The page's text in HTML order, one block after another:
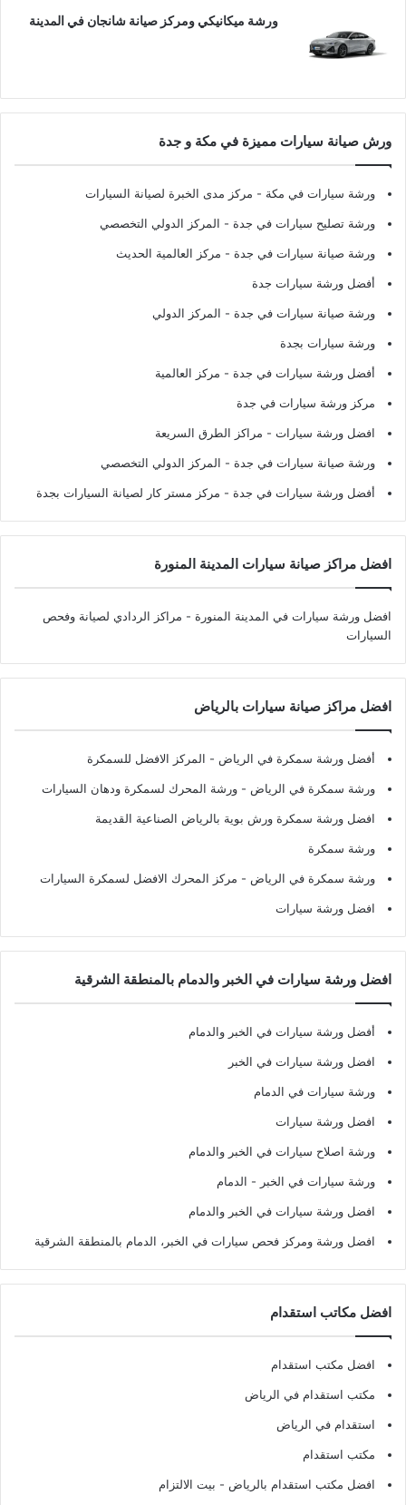
ورشة ميكانيكي ومركز صيانة شانجان في المدينة
ورش صيانة سيارات مميزة في مكة و جدة
ورشة سيارات في مكة - مركز مدى الخبرة لصيانة السيارات
ورشة تصليح سيارات في جدة - المركز الدولي التخصصي
ورشة صيانة سيارات في جدة - مركز العالمية الحديث
أفضل ورشة سيارات جدة
ورشة صيانة سيارات في جدة - المركز الدولي
ورشة سيارات بجدة
أفضل ورشة سيارات في جدة - مركز العالمية
مركز ورشة سيارات في جدة
افضل ورشة سيارات - مراكز الطرق السريعة
ورشة صيانة سيارات في جدة - المركز الدولي التخصصي
أفضل ورشة سيارات في جدة - مركز مستر كار لصيانة السيارات بجدة
افضل مراكز صيانة سيارات المدينة المنورة
افضل ورشة سيارات في المدينة المنورة - مراكز الردادي لصيانة وفحص
السيارات
افضل مراكز صيانة سيارات بالرياض
أفضل ورشة سمكرة في الرياض - المركز الافضل للسمكرة
ورشة سمكرة في الرياض - ورشة المحرك لسمكرة ودهان السيارات
افضل ورشة سمكرة ورش بوية بالرياض الصناعية القديمة
ورشة سمكرة
ورشة سمكرة في الرياض - مركز المحرك الافضل لسمكرة السيارات
افضل ورشة سيارات
افضل ورشة سيارات في الخبر والدمام بالمنطقة الشرقية
أفضل ورشة سيارات في الخبر والدمام
افضل ورشة سيارات في الخبر
ورشة سيارات في الدمام
افضل ورشة سيارات
ورشة اصلاح سيارات في الخبر والدمام
ورشة سيارات في الخبر - الدمام
افضل ورشة سيارات في الخبر والدمام
افضل ورشة ومركز فحص سيارات في الخبر، الدمام بالمنطقة الشرقية
افضل مكاتب استقدام
افضل مكتب استقدام
مكتب استقدام في الرياض
استقدام في الرياض
مكتب استقدام
افضل مكتب استقدام بالرياض - بيت الالتزام